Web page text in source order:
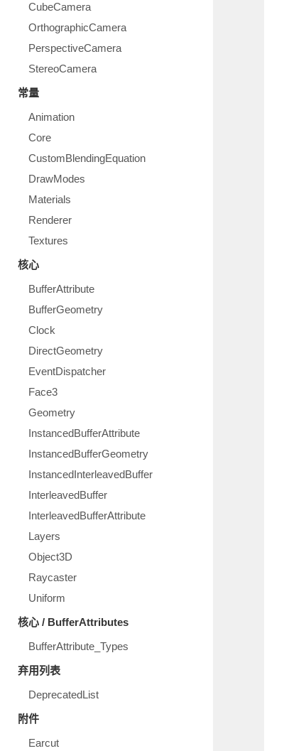
CubeCamera
OrthographicCamera
PerspectiveCamera
StereoCamera
常量
Animation
Core
CustomBlendingEquation
DrawModes
Materials
Renderer
Textures
核心
BufferAttribute
BufferGeometry
Clock
DirectGeometry
EventDispatcher
Face3
Geometry
InstancedBufferAttribute
InstancedBufferGeometry
InstancedInterleavedBuffer
InterleavedBuffer
InterleavedBufferAttribute
Layers
Object3D
Raycaster
Uniform
核心 / BufferAttributes
BufferAttribute_Types
弃用列表
DeprecatedList
附件
Earcut